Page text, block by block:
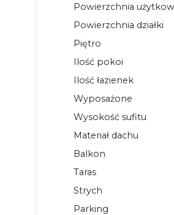
Powierzchnia
Powierzchnia działki
Piętro
Ilość pokoi
Ilość łazienek
Wyposażone
Wysokość sufitu
Materiał dachu
Balkon
Taras
Strych
Parking